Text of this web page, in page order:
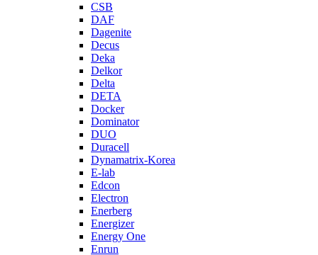
CSB
DAF
Dagenite
Decus
Deka
Delkor
Delta
DETA
Docker
Dominator
DUO
Duracell
Dynamatrix-Korea
E-lab
Edcon
Electron
Enerberg
Energizer
Energy One
Enrun